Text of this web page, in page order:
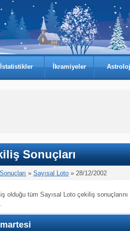
İstatistikler İkramiyeler
Sonuçları
» Sayısal Loto » 28/12/2002
olduğu tüm Sayısal Loto çekiliş